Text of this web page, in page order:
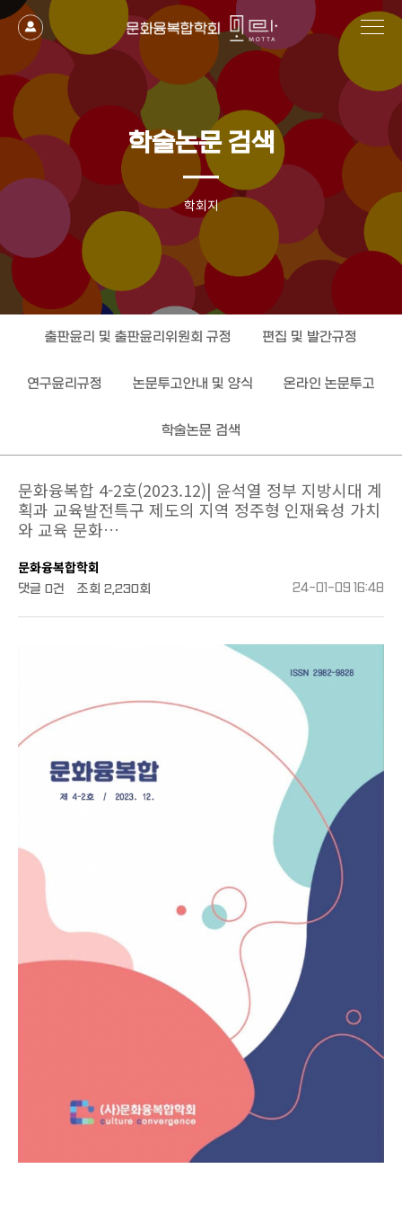
학술논문 검색
학회지
출판윤리 및 출판윤리위원회 규정 편집 및 발간규정
연구윤리규정 논문투고안내 및 양식 온라인 논문투고
학술논문 검색
문화융복합 4-2호(2023.12)| 윤석열 정부 지방시대 계
획과 교육발전특구 제도의 지역 정주형 인재육성 가치
와 교육 문화…
문화융복합학회
댓글 0건 조회 2,230회 24-01-09 16:48